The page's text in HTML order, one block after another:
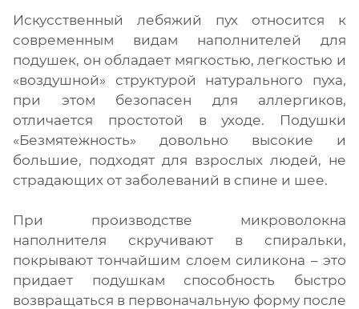
Искусственный лебяжий пух относится к
современным видам наполнителей для
подушек, он обладает мягкостью, легкостью и
«воздушной» структурой натурального пуха,
при этом безопасен для аллергиков,
отличается простотой в уходе. Подушки
«Безмятежность» довольно высокие и
большие, подходят для взрослых людей, не
страдающих от заболеваний в спине и шее.
При производстве микроволокна
наполнителя скручивают в спиральки,
покрывают тончайшим слоем силикона – это
придает подушкам способность быстро
возвращаться в первоначальную форму после